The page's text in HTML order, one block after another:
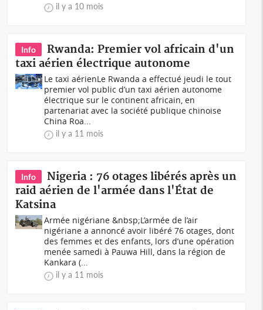
il y a 10 mois
Info
Rwanda: Premier vol africain d'un
taxi aérien électrique autonome
Le taxi aérienLe Rwanda a effectué jeudi le tout
premier vol public d’un taxi aérien autonome
électrique sur le continent africain, en
partenariat avec la société publique chinoise
China Roa...
il y a 11 mois
Info
Nigeria : 76 otages libérés après un
raid aérien de l'armée dans l'État de
Katsina
Armée nigériane &nbsp;L’armée de l’air
nigériane a annoncé avoir libéré 76 otages, dont
des femmes et des enfants, lors d’une opération
menée samedi à Pauwa Hill, dans la région de
Kankara (...
il y a 11 mois